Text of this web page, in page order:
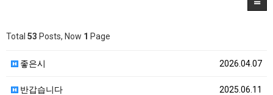
Total 53 Posts, Now 1 Page
2026.04.07
좋은시
2025.06.11
반갑습니다